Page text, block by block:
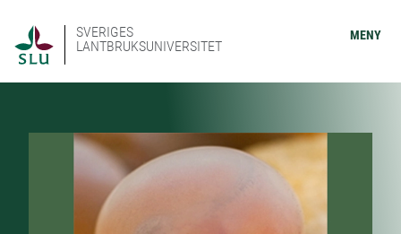
SVERIGES
LANTBRUKSUNIVERSITET
MENY